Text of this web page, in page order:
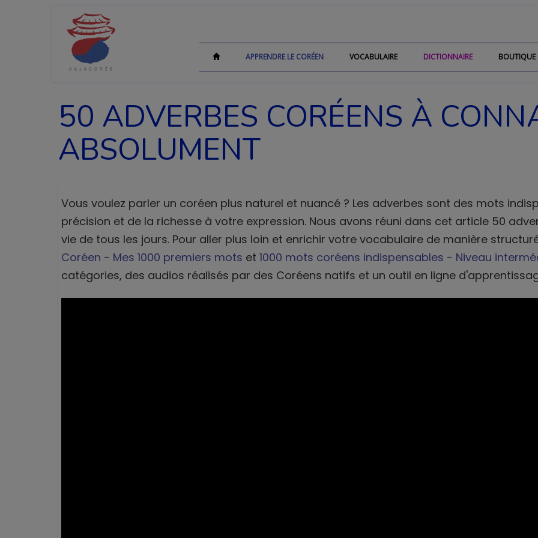
BOUTIQUE
DICTIONNAIRE
VOCABULAIRE
APPRENDRE LE CORÉEN
50 ADVERBES CORÉENS À
ABSOLUMENT
Vous voulez parler un coréen plus naturel et nuancé ? Les adverbes sont des mots
précision et de la richesse à votre expression. Nous avons réuni dans cet article 50
vie de tous les jours. Pour aller plus loin et enrichir votre vocabulaire de manière
Coréen - Mes 1000 premiers mots et 1000 mots coréens indispensables - Niveau
catégories, des audios réalisés par des Coréens natifs et un outil en ligne